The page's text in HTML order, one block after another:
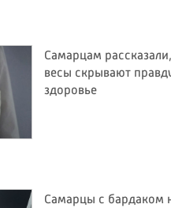
Самарцам
весы скрывают
здоровье
Самарцы с бардаком